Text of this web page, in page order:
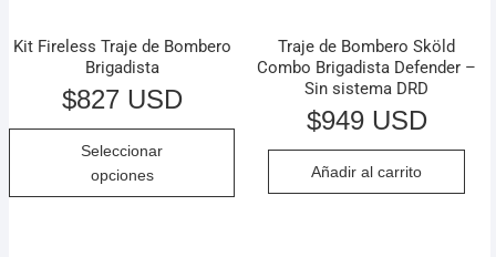
Kit Fireless Traje de Bombero
Brigadista
$827 USD
Seleccionar
opciones
Traje de Bombero Sköld
Combo Brigadista Defender –
Sin sistema DRD
$949 USD
Añadir al carrito